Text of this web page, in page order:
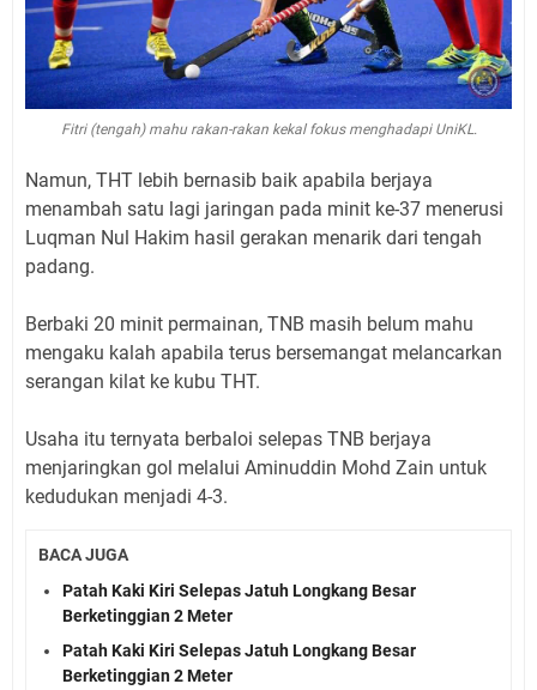
Fitri (tengah) mahu rakan-rakan kekal fokus menghadapi UniKL.
Namun, THT lebih bernasib baik apabila berjaya
menambah satu lagi jaringan pada minit ke-37 menerusi
Luqman Nul Hakim hasil gerakan menarik dari tengah
padang.
Berbaki 20 minit permainan, TNB masih belum mahu
mengaku kalah apabila terus bersemangat melancarkan
serangan kilat ke kubu THT.
Usaha itu ternyata berbaloi selepas TNB berjaya
menjaringkan gol melalui Aminuddin Mohd Zain untuk
kedudukan menjadi 4-3.
BACA JUGA
Patah Kaki Kiri Selepas Jatuh Longkang Besar
Berketinggian 2 Meter
Patah Kaki Kiri Selepas Jatuh Longkang Besar
Berketinggian 2 Meter